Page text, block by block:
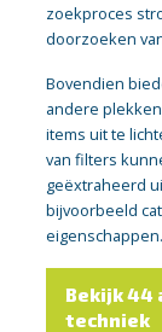
zoekproces
doorzoeken
Bovendien
andere
items uit te
van filters
geëxtraheerd
bijvoorbeeld
eigenschappen.
Bekijk 44
techniek